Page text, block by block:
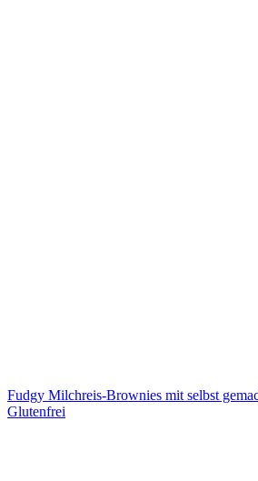
Fudgy Milchreis-Brownies mit selbst
Glutenfrei